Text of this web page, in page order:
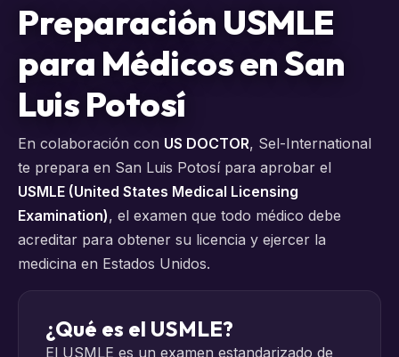
Preparación USMLE
para Médicos en San
Luis Potosí
En colaboración con US DOCTOR, Sel-International
te prepara en San Luis Potosí para aprobar el
USMLE (United States Medical Licensing
Examination), el examen que todo médico debe
acreditar para obtener su licencia y ejercer la
medicina en Estados Unidos.
¿Qué es el USMLE?
El USMLE es un examen estandarizado de